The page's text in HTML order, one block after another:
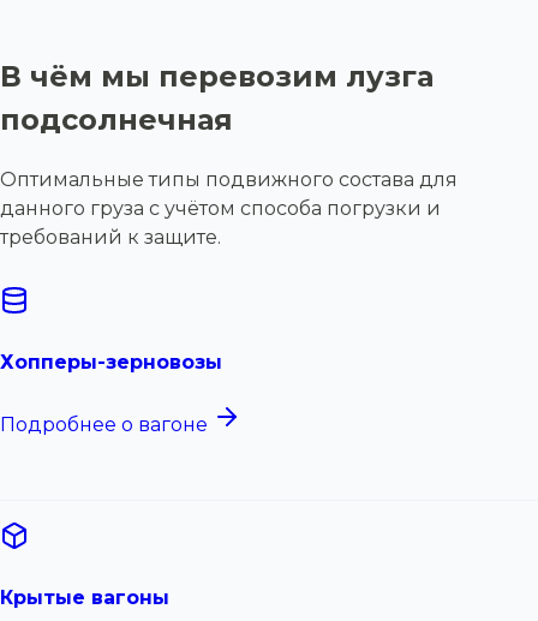
В чём мы перевозим лузга
подсолнечная
Оптимальные типы подвижного состава для
данного груза с учётом способа погрузки и
требований к защите.
Хопперы-зерновозы
Подробнее о вагоне
Крытые вагоны